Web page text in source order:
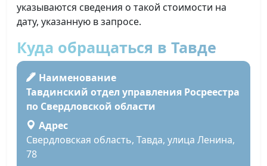
указываются сведения о такой стоимости на
дату, указанную в запросе.
Куда обращаться в Тавде
Наименование
Тавдинский отдел управления Росреестра
по Свердловской области
Адрес
Свердловская область, Тавда, улица Ленина,
78